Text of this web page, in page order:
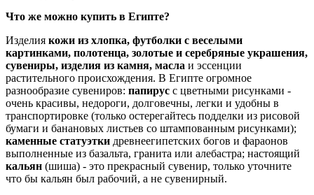
Что же можно купить в Египте?
Изделия кожи из хлопка, футболки с веселыми
картинками, полотенца, золотые и серебряные украшения,
сувениры, изделия из камня, масла и эссенции
растительного происхождения. В Египте огромное
разнообразие сувениров: папирус с цветными рисунками -
очень красивы, недороги, долговечны, легки и удобны в
транспортировке (только остерегайтесь подделки из рисовой
бумаги и банановых листьев со штампованным рисунками);
каменные статуэтки древнеегипетских богов и фараонов
выполненные из базальта, гранита или алебастра; настоящий
кальян (шиша) - это прекрасный сувенир, только уточните
что бы кальян был рабочий, а не сувенирный.